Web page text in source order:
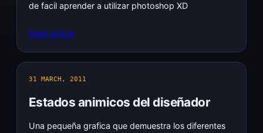
de facil aprender a utilizar photoshop XD
Read article
31 MARCH, 2011
Estados animicos del diseñador
Una pequeña grafica que demuestra los diferentes